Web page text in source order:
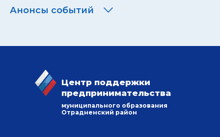
Анонсы событий
Центр поддержки
предпринимательства
муниципального образования
Отрадненский район